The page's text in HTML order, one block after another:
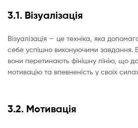
3.1. Візуалізація
Візуалізація — це техніка, яка
себе успішно виконуючими завдання.
вони перетинають фінішну лінію, що
мотивацію та впевненість у своїх
3.2. Мотивація